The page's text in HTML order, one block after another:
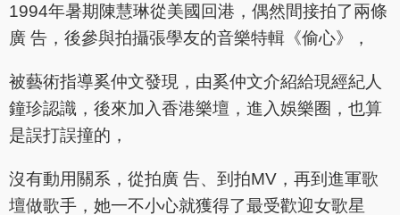
1994年暑期陳慧琳從美國回港，偶然間接拍了兩條
廣 告，後參與拍攝張學友的音樂特輯《偷心》，
被藝術指導奚仲文發現，由奚仲文介紹給現經紀人
鐘珍認識，後來加入香港樂壇，進入娛樂圈，也算
是誤打誤撞的，
沒有動用關系，從拍廣 告、到拍MV，再到進軍歌
壇做歌手，她一不小心就獲得了最受歡迎女歌星